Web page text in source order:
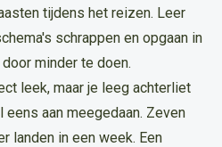
tijdens het reizen. Leer
schrappen en opgaan in
minder te doen.
leek, maar je leeg achterliet
aan meegedaan. Zeven
landen in een week. Een